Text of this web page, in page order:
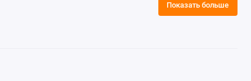
Показать больше